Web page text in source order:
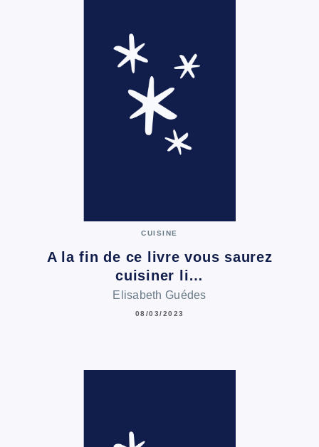
CUISINE
A la fin de ce livre vous saurez
cuisiner li…
Elisabeth Guédes
08/03/2023